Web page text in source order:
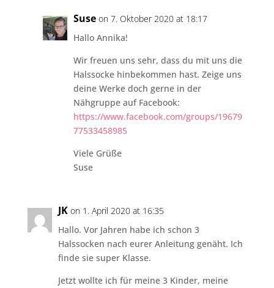
Suse on 7. Oktober 2020 at 18:17
Hallo Annika!
Wir freuen uns sehr, dass du mit uns die
Halssocke hinbekommen hast. Zeige uns
deine Werke doch gerne in der
Nähgruppe auf Facebook:
https://www.facebook.com/groups/19679
77533458985
Viele Grüße
Suse
JK on 1. April 2020 at 16:35
Hallo. Vor Jahren habe ich schon 3
Halssocken nach eurer Anleitung genäht. Ich
finde sie super Klasse.
Jetzt wollte ich für meine 3 Kinder, meine